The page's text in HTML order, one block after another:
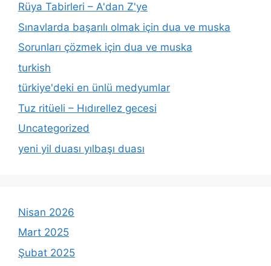
Rüya Tabirleri – A'dan Z'ye
Sınavlarda başarılı olmak için dua ve muska
Sorunları çözmek için dua ve muska
turkish
türkiye'deki en ünlü medyumlar
Tuz ritüeli – Hıdırellez gecesi
Uncategorized
yeni yil duası yılbaşı duası
Nisan 2026
Mart 2025
Şubat 2025